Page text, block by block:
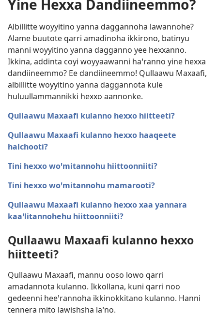
Yine Hexxa Dandiineemmo?
Albillitte woyyitino yanna daggannoha lawannohe?
Alame buutote qarri amadinoha ikkirono, batinyu
manni woyyitino yanna dagganno yee hexxanno.
Ikkina, addinta coyi woyyaawanni haꞌranno yine hexxa
dandiineemmo? Ee dandiineemmo! Qullaawu Maxaafi,
albillitte woyyitino yanna daggannota kule
huluullammannikki hexxo aannonke.
Qullaawu Maxaafi kulanno hexxo hiitteeti?
Qullaawu Maxaafi kulanno hexxo haaqeete
halchooti?
Tini hexxo woꞌmitannohu hiittoonniiti?
Tini hexxo woꞌmitannohu mamarooti?
Qullaawu Maxaafi kulanno hexxo xaa yannara
kaaꞌlitannohehu hiittoonniiti?
Qullaawu Maxaafi kulanno hexxo
hiitteeti?
Qullaawu Maxaafi, mannu ooso lowo qarri
amadannota kulanno. Ikkollana, kuni qarri noo
gedeenni heeꞌrannoha ikkinokkitano kulanno. Hanni
tennera mito lawishsha laꞌno.